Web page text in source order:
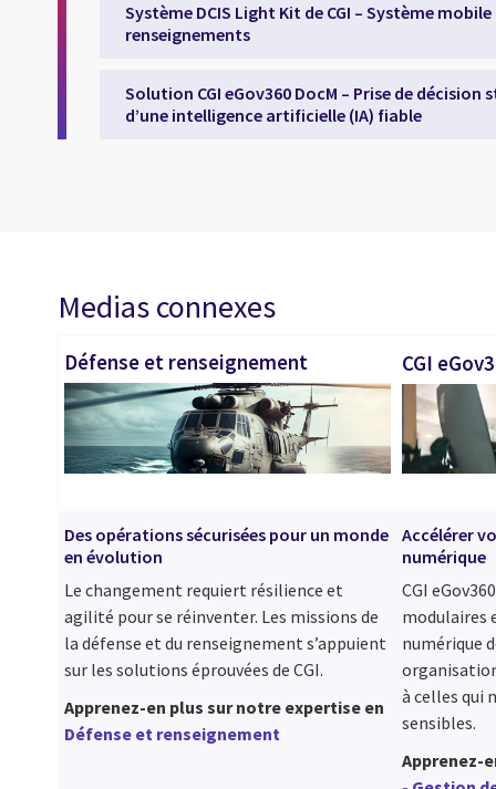
Système DCIS Light Kit de CGI – Système mobile
renseignements
Solution CGI eGov360 DocM – Prise de
d’une intelligence artificielle (IA) fiable
Medias connexes
Défense et renseignement CGI
Des opérations sécurisées pour un monde
en évolution
Le changement requiert résilience et
agilité pour se réinventer. Les missions de
la défense et du renseignement s’appuient
sur les solutions éprouvées de CGI.
Apprenez-en plus sur notre expertise en
Défense et renseignement
Accélérer
numérique
CGI
modulaires
numérique
à celles qui
sensibles.
Apprenez-